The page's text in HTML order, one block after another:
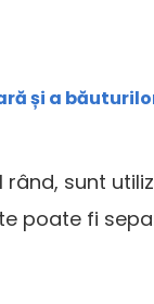
și a
sunt
poate fi